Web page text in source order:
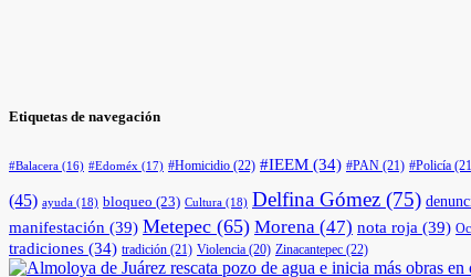
Etiquetas de navegación
#Balacera (16) #Edoméx (17) #Homicidio (22) #IEEM (34) #PAN (21) #Policía
(45) ayuda (18) bloqueo (23) Cultura (18) Delfina Gómez (75)
manifestación (39) Metepec (65) Morena (47) nota roja (39)
tradiciones (34) tradición (21) Violencia (20) Zinacantepec (22)